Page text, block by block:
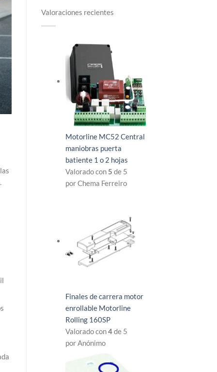
Valoraciones recientes
Motorline MC52 Central
maniobras puerta
batiente 1 o 2 hojas
Valorado con5 de 5
por Chema Ferreiro
Finales de carrera motor
enrollable Motorline
Rolling 160SP
Valorado con4de 5
por Anónimo